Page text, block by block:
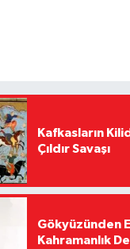
Kafkasların
Çıldır Savaşı
Gökyüzünden
Kahramanlık